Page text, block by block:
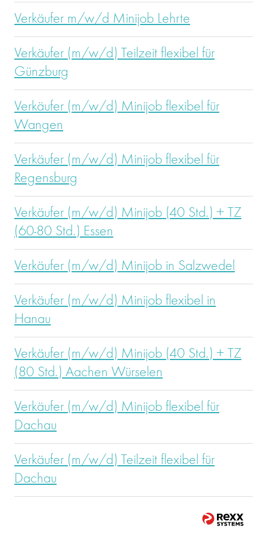
Verkäufer m/w/d Minijob Lehrte
Verkäufer (m/w/d) Teilzeit flexibel für
Günzburg
Verkäufer (m/w/d) Minijob flexibel für
Wangen
Verkäufer (m/w/d) Minijob flexibel für
Regensburg
Verkäufer (m/w/d) Minijob (40 Std.) + TZ
(60-80 Std.) Essen
Verkäufer (m/w/d) Minijob in Salzwedel
Verkäufer (m/w/d) Minijob flexibel in
Hanau
Verkäufer (m/w/d) Minijob (40 Std.) + TZ
(80 Std.) Aachen Würselen
Verkäufer (m/w/d) Minijob flexibel für
Dachau
Verkäufer (m/w/d) Teilzeit flexibel für
Dachau